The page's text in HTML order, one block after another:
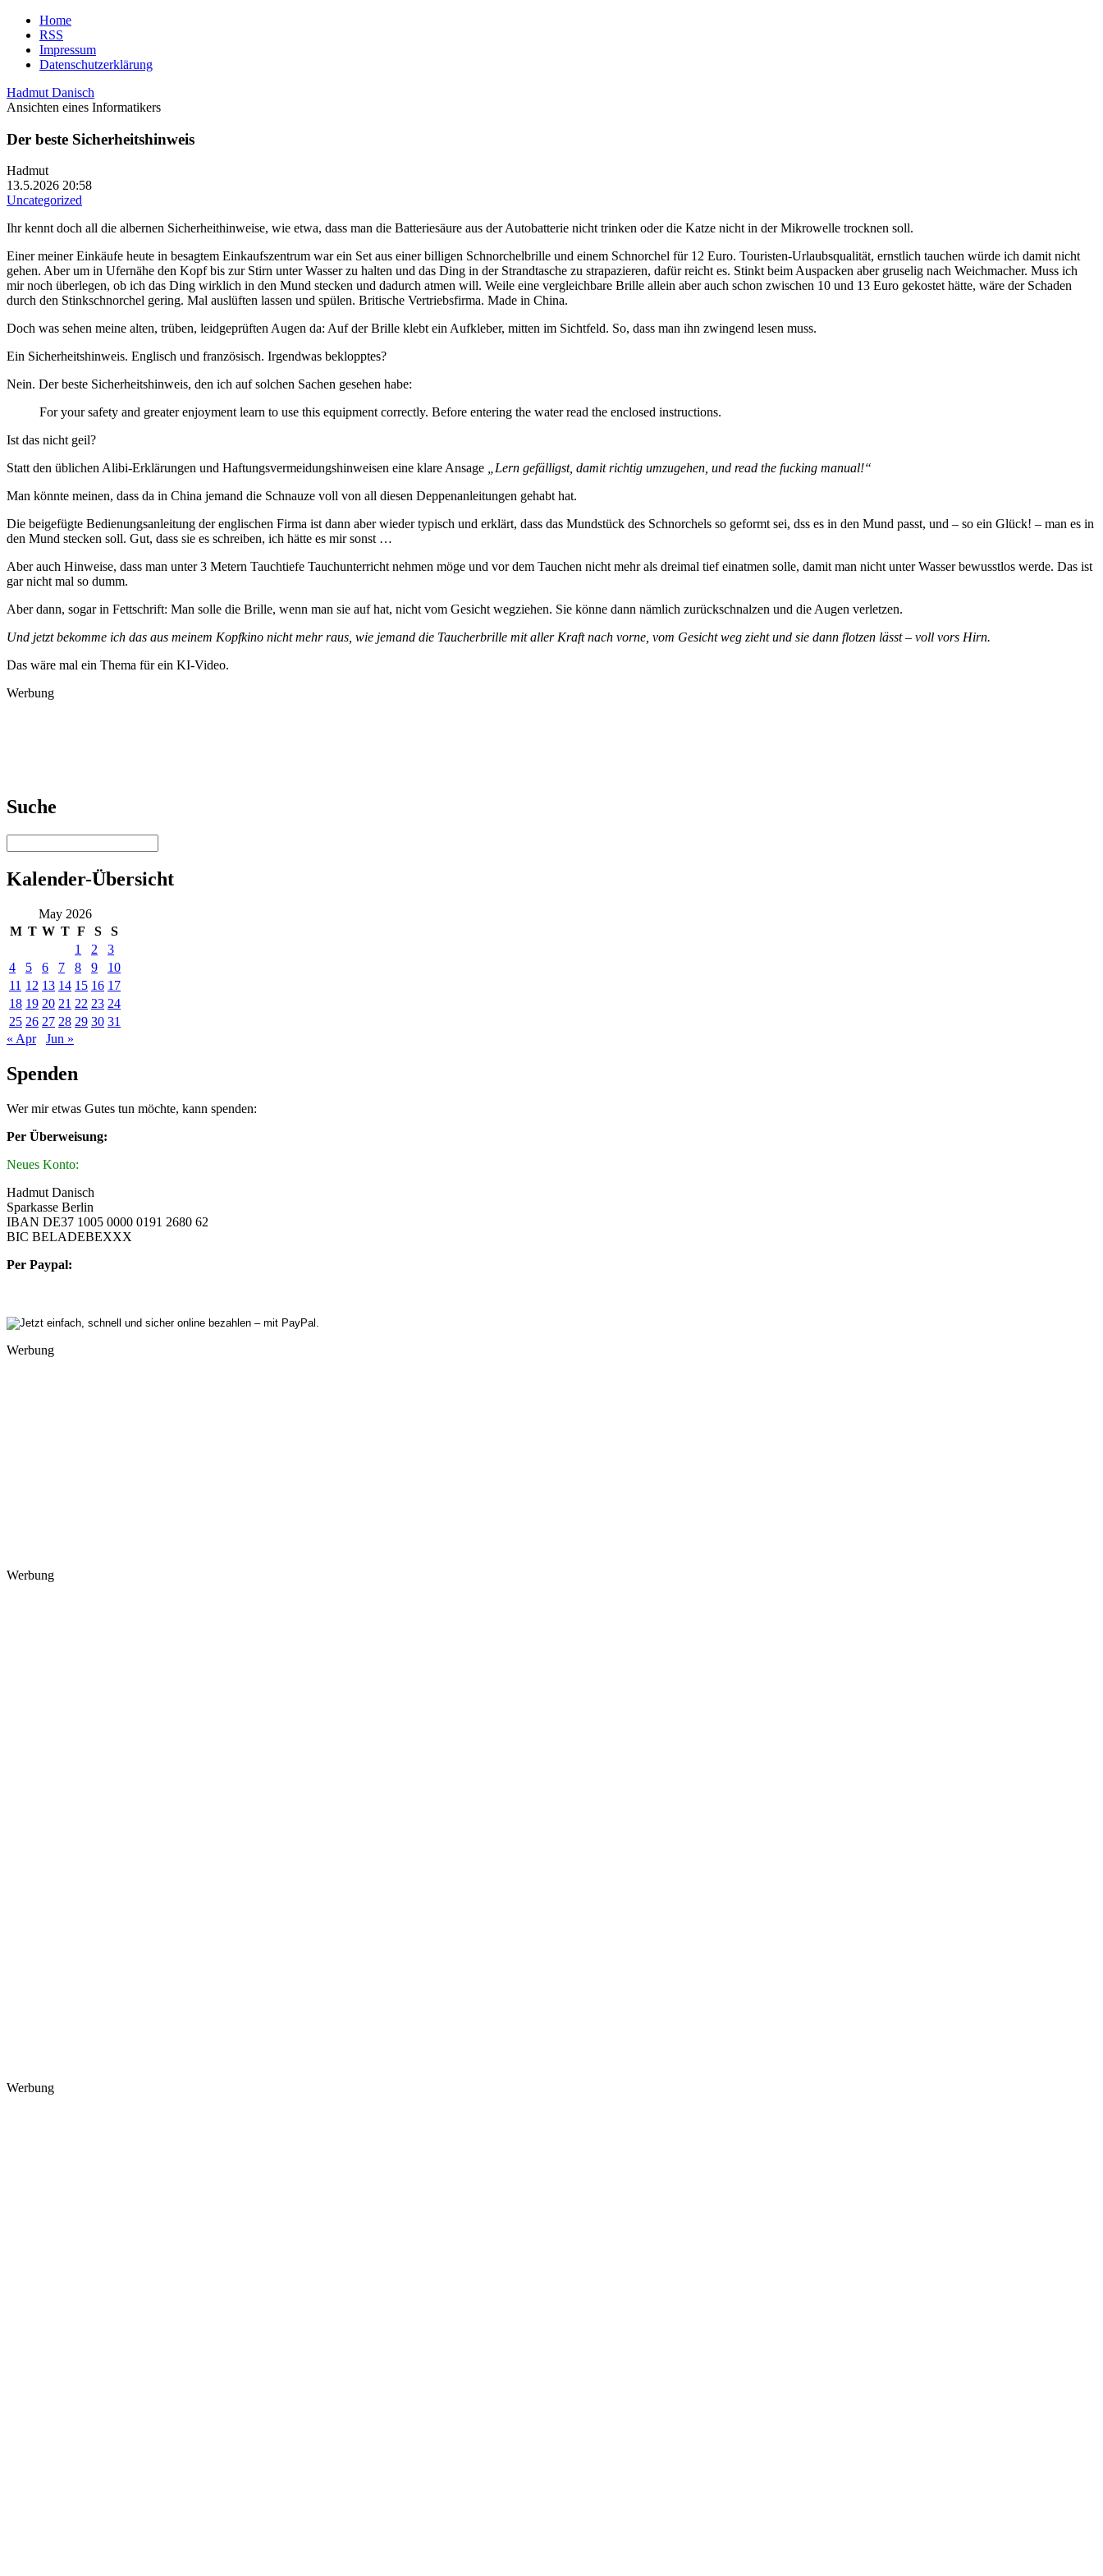
Home
RSS
Impressum
Datenschutzerklärung
Hadmut Danisch
Ansichten eines Informatikers
Der beste Sicherheitshinweis
Hadmut
13.5.2026 20:58
Uncategorized
Ihr kennt doch all die albernen Sicherheithinweise, wie etwa, dass man die Batteriesäure aus der Autobatterie nicht trinken oder die Katze nicht in der Mikrowelle trocknen soll.
Einer meiner Einkäufe heute in besagtem Einkaufszentrum war ein Set aus einer billigen Schnorchelbrille und einem Schnorchel für 12 Euro. Touristen-Urlaubsqualität, ernstlich tauchen würde ich damit nicht
gehen. Aber um in Ufernähe den Kopf bis zur Stirn unter Wasser zu halten und das Ding in der Strandtasche zu strapazieren, dafür reicht es. Stinkt beim Auspacken aber gruselig nach Weichmacher. Muss ich
mir noch überlegen, ob ich das Ding wirklich in den Mund stecken und dadurch atmen will. Weile eine vergleichbare Brille allein aber auch schon zwischen 10 und 13 Euro gekostet hätte, wäre der Schaden
durch den Stinkschnorchel gering. Mal auslüften lassen und spülen. Britische Vertriebsfirma. Made in China.
Doch was sehen meine alten, trüben, leidgeprüften Augen da: Auf der Brille klebt ein Aufkleber, mitten im Sichtfeld. So, dass man ihn zwingend lesen muss.
Ein Sicherheitshinweis. Englisch und französisch. Irgendwas beklopptes?
Nein. Der beste Sicherheitshinweis, den ich auf solchen Sachen gesehen habe:
For your safety and greater enjoyment learn to use this equipment correctly. Before entering the water read the enclosed instructions.
Ist das nicht geil?
Statt den üblichen Alibi-Erklärungen und Haftungsvermeidungshinweisen eine klare Ansage „Lern gefälligst, damit richtig umzugehen, und read the fucking manual!“
Man könnte meinen, dass da in China jemand die Schnauze voll von all diesen Deppenanleitungen gehabt hat.
Die beigefügte Bedienungsanleitung der englischen Firma ist dann aber wieder typisch und erklärt, dass das Mundstück des Schnorchels so geformt sei, dss es in den Mund passt, und – so ein Glück! – man es in
den Mund stecken soll. Gut, dass sie es schreiben, ich hätte es mir sonst …
Aber auch Hinweise, dass man unter 3 Metern Tauchtiefe Tauchunterricht nehmen möge und vor dem Tauchen nicht mehr als dreimal tief einatmen solle, damit man nicht unter Wasser bewusstlos werde. Das ist
gar nicht mal so dumm.
Aber dann, sogar in Fettschrift: Man solle die Brille, wenn man sie auf hat, nicht vom Gesicht wegziehen. Sie könne dann nämlich zurückschnalzen und die Augen verletzen.
Und jetzt bekomme ich das aus meinem Kopfkino nicht mehr raus, wie jemand die Taucherbrille mit aller Kraft nach vorne, vom Gesicht weg zieht und sie dann flotzen lässt – voll vors Hirn.
Das wäre mal ein Thema für ein KI-Video.
Werbung
Suche
Kalender-Übersicht
May 2026
M T W T F S
S
1
2
3
4
5 6 7 8 9
10
11 12 13 14 15 16 17
18 19 20 21 22 23 24
25 26 27 28 29 30 31
« Apr
Jun »
Spenden
Wer mir etwas Gutes tun möchte, kann spenden:
Per Überweisung:
Neues Konto:
Hadmut Danisch
Sparkasse Berlin
IBAN DE37 1005 0000 0191 2680 62
BIC BELADEBEXXX
Per Paypal:
Werbung
Werbung
Werbung